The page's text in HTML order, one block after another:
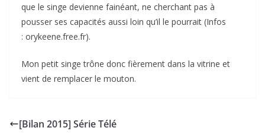
que le singe devienne fainéant, ne cherchant pas à
pousser ses capacités aussi loin qu’il le pourrait (Infos
: orykeene.free.fr).
Mon petit singe trône donc fièrement dans la vitrine et
vient de remplacer le mouton.
[Bilan 2015] Série Télé